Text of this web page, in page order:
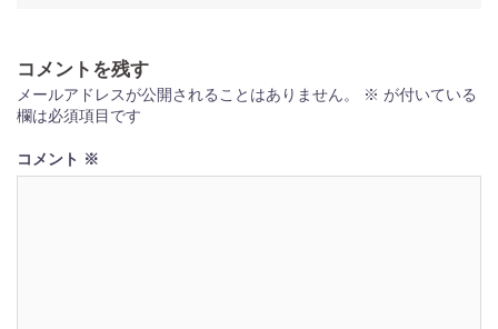
ゲ
ー
シ
ョ
コメントを残す
メールアドレスが公開されることはありません。 ※ が付いている
欄は必須項目です
コメント ※